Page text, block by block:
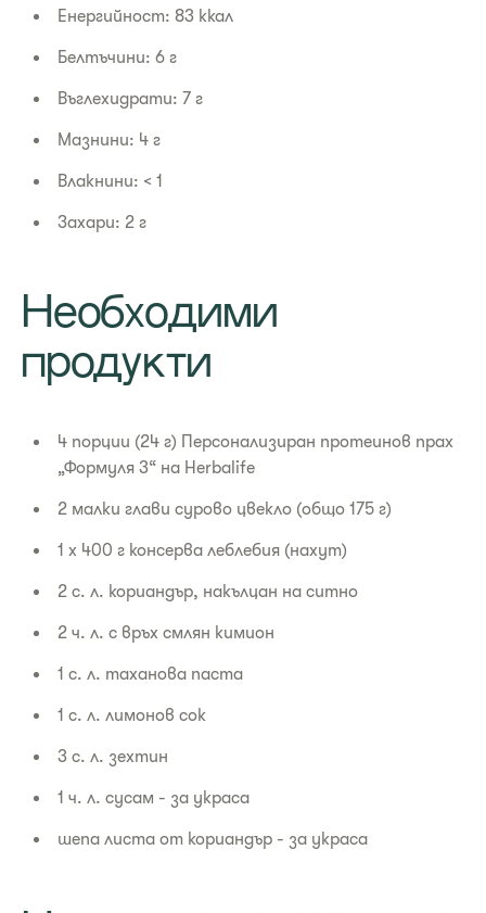
Енергийност: 83 ккал
Белтъчини: 6 г
Въглехидрати: 7 г
Мазнини: 4 г
Влакнини: < 1
Захари: 2 г
Необходими
продукти
4 порции (24 г) Персонализиран протеинов прах
„Формуля 3“ на Herbalife
2 малки глави сурово цвекло (общо 175 г)
1 x 400 г консерва леблебия (нахут)
2 с. л. кориандър, накълцан на ситно
2 ч. л. с връх смлян кимион
1 с. л. таханова паста
1 с. л. лимонов сок
3 с. л. зехтин
1 ч. л. сусам - за украса
шепа листа от кориандър - за украса